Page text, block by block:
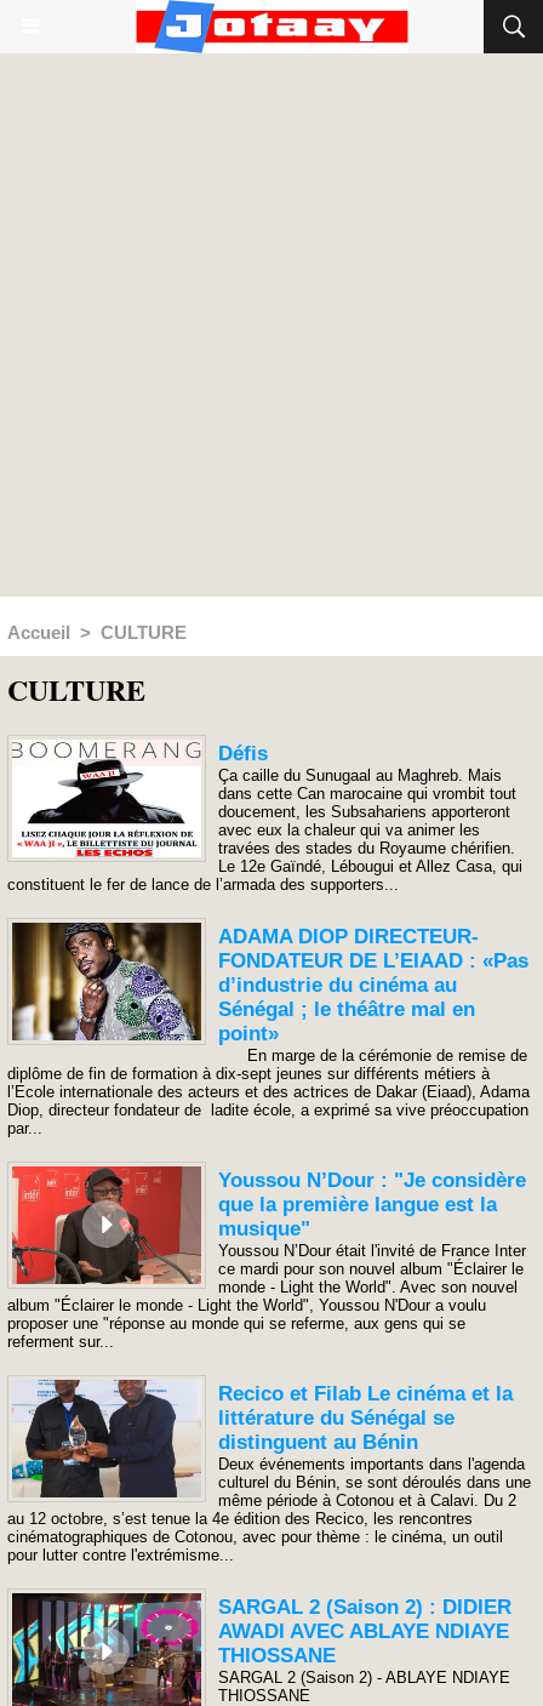
Accueil > CULTURE
CULTURE
Défis
Ça caille du Sunugaal au Maghreb. Mais
dans cette Can marocaine qui vrombit tout
doucement, les Subsahariens apporteront
avec eux la chaleur qui va animer les
travées des stades du Royaume chérifien.
Le 12e Gaïndé, Lébougui et Allez Casa, qui
constituent le fer de lance de l’armada des supporters...
ADAMA DIOP DIRECTEUR-
FONDATEUR DE L’EIAAD : «Pas
d’industrie du cinéma au
Sénégal ; le théâtre mal en
point»
En marge de la cérémonie de remise de
diplôme de fin de formation à dix-sept jeunes sur différents métiers à
l’Ecole internationale des acteurs et des actrices de Dakar (Eiaad), Adama
Diop, directeur fondateur de ladite école, a exprimé sa vive préoccupation
par...
Youssou N’Dour : "Je considère
que la première langue est la
musique"
Youssou N’Dour était l'invité de France Inter
ce mardi pour son nouvel album "Éclairer le
monde - Light the World". Avec son nouvel
album "Éclairer le monde - Light the World", Youssou N'Dour a voulu
proposer une "réponse au monde qui se referme, aux gens qui se
referment sur...
Recico et Filab Le cinéma et la
littérature du Sénégal se
distinguent au Bénin
Deux événements importants dans l'agenda
culturel du Bénin, se sont déroulés dans une
même période à Cotonou et à Calavi. Du 2
au 12 octobre, s’est tenue la 4e édition des Recico, les rencontres
cinématographiques de Cotonou, avec pour thème : le cinéma, un outil
pour lutter contre l'extrémisme...
SARGAL 2 (Saison 2) : DIDIER
AWADI AVEC ABLAYE NDIAYE
THIOSSANE
SARGAL 2 (Saison 2) - ABLAYE NDIAYE
THIOSSANE